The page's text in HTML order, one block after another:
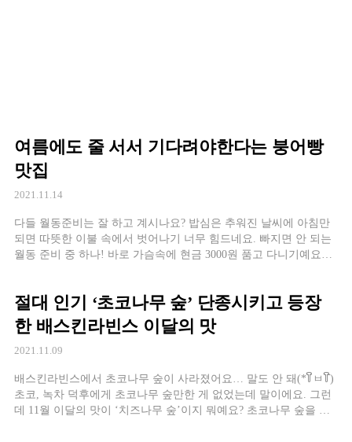
여름에도 줄 서서 기다려야한다는 붕어빵
맛집
2021.11.14
다들 월동준비는 잘 하고 계시나요? 밥심은 추워진 날씨에 아침만
되면 따뜻한 이불 속에서 벗어나기 너무 힘드네요. 빠지면 안 되는
월동 준비 중 하나! 바로 가슴속에 현금 3000원 품고 다니기예요~
절대 인기 ‘초코나무 숲’ 단종시키고 등장
한 배스킨라빈스 이달의 맛
2021.11.09
배스킨라빈스에서 초코나무 숲이 사라졌어요… 말도 안 돼(*꒦ິㅂ꒦ີ)
초코, 녹차 덕후에게 초코나무 숲만한 게 없었는데 말이에요. 그런
데 11월 이달의 맛이 ‘치즈나무 숲’이지 뭐예요? 초코나무 숲을 단